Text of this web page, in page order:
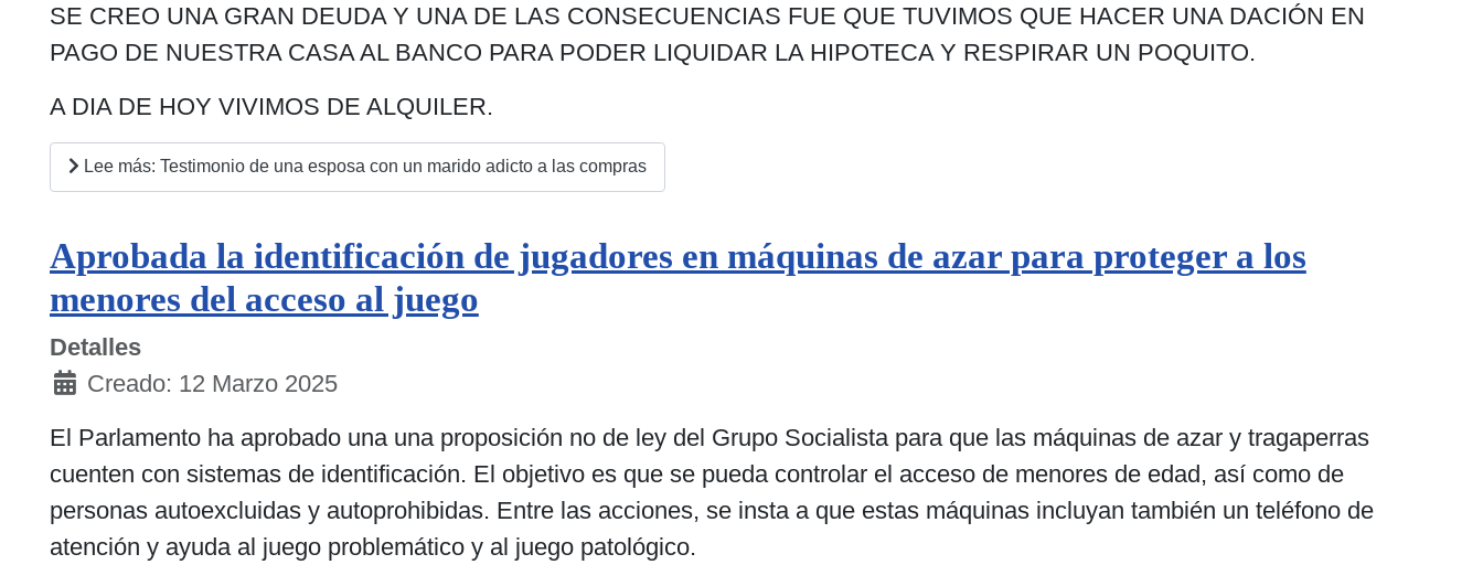
SE CREO UNA GRAN DEUDA Y UNA DE LAS CONSECUENCIAS FUE QUE TUVIMOS QUE HACER UNA DACIÓN EN
PAGO DE NUESTRA CASA AL BANCO PARA PODER LIQUIDAR LA HIPOTECA Y RESPIRAR UN POQUITO.
A DIA DE HOY VIVIMOS DE ALQUILER.
Lee más: Testimonio de una esposa con un marido adicto a las compras
Aprobada la identificación de jugadores en máquinas de azar para proteger a los
menores del acceso al juego
Detalles
Creado: 12 Marzo 2025
El Parlamento ha aprobado una una proposición no de ley del Grupo Socialista para que las máquinas de azar y tragaperras
cuenten con sistemas de identificación. El objetivo es que se pueda controlar el acceso de menores de edad, así como de
personas autoexcluidas y autoprohibidas. Entre las acciones, se insta a que estas máquinas incluyan también un teléfono de
atención y ayuda al juego problemático y al juego patológico.